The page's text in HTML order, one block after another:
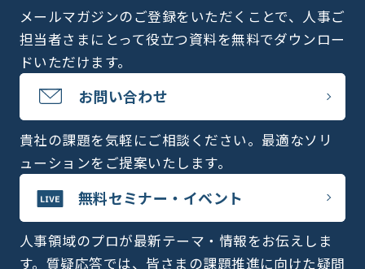
メールマガジンのご登録をいただくことで、人事ご
担当者さまにとって役立つ資料を無料でダウンロー
ドいただけます。
お問い合わせ
貴社の課題を気軽にご相談ください。最適なソリ
ューションをご提案いたします。
無料セミナー・イベント
人事領域のプロが最新テーマ・情報をお伝えしま
す。質疑応答では、皆さまの課題推進に向けた疑問